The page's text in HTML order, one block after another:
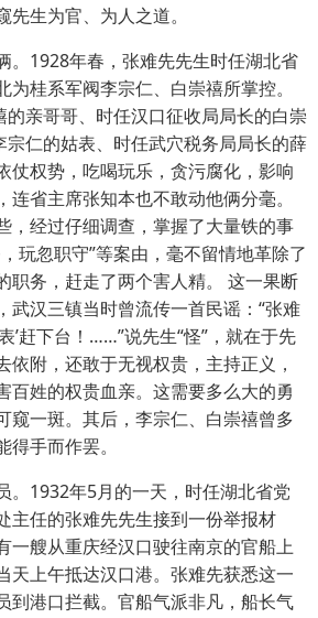
生为官、为人之道。
1928年春，张难先先生时任湖北省
为桂系军阀李宗仁、白崇禧所掌控。
的亲哥哥、时任汉口征收局局长的白崇
宗仁的姑表、时任武穴税务局局长的薛
仗权势，吃喝玩乐，贪污腐化，影响
省主席张知本也不敢动他俩分毫。
，经过仔细调查，掌握了大量铁的事
玩忽职守”等案由，毫不留情地革除了
职务，赶走了两个害人精。 这一果断
武汉三镇当时曾流传一首民谣：“张难
’赶下台！……”说先生“怪”，就在于先
依附，还敢于无视权贵，主持正义，
百姓的权贵血亲。这需要多么大的勇
窥一斑。其后，李宗仁、白崇禧曾多
手而作罢。
1932年5月的一天，时任湖北省党
主任的张难先先生接到一份举报材
一艘从重庆经汉口驶往南京的官船上
天上午抵达汉口港。张难先获悉这一
到港口拦截。官船气派非凡，船长气